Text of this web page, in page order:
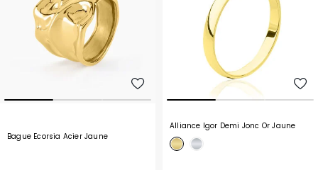
Bague Ecorsia Acier Jaune
Alliance Igor Demi Jonc Or Jaune